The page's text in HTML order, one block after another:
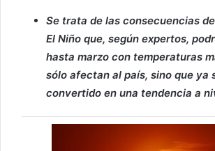
Se trata de las consecuencias
El Niño que, según expertos,
hasta marzo con temperaturas
sólo afectan al país, sino que ya
convertido en una tendencia a